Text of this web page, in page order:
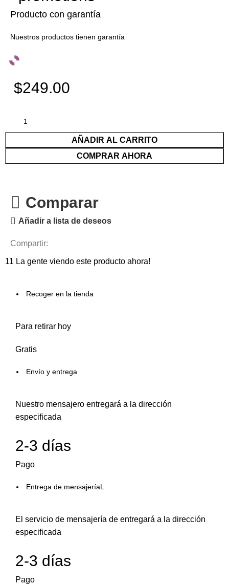
Producto con garantía
Nuestros productos tienen garantía
$249.00
AÑADIR AL CARRITO
COMPRAR AHORA
Comparar
Añadir a lista de deseos
Compartir:
11 La gente viendo este producto ahora!
Recoger en la tienda
Para retirar hoy
Gratis
Envío y entrega
Nuestro mensajero entregará a la dirección
especificada
2-3 días
Pago
Entrega de mensajeríaL
El servicio de mensajería de entregará a la dirección
especificada
2-3 días
Pago